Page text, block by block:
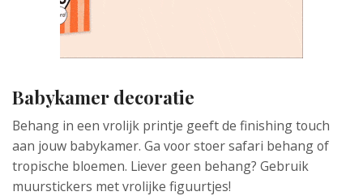
Babykamer decoratie
Behang in een vrolijk printje geeft de finishing touch
aan jouw babykamer. Ga voor stoer safari behang of
tropische bloemen. Liever geen behang? Gebruik
muurstickers met vrolijke figuurtjes!